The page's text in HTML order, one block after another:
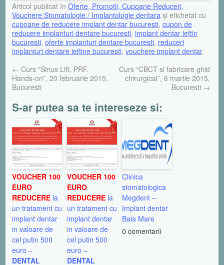
Articol publicat în Oferte, Promotii, Cupoane Reduceri,
Vouchere Stomatologie / Implantologie dentara și etichetat cu
cupoane de reducere implant dentar bucuresti, cupon de
reducere implanturi dentare bucuresti, implant dentar ieftin
bucuresti, oferte implanturi dentare bucuresti, reduceri
implanturi dentare ieftine bucuresti, vouchere implant dentar.
← Curs “Sinus Lift. PRF.
Hands-on”, 20 februarie 2015,
Bucuresti
Curs “CBCT si fabricare ghid
chirurgical”, 6 martie 2015,
Bucuresti →
S-ar putea sa te intereseze si:
VOUCHER 100
EURO
REDUCERE la
un tratament cu
implant dentar
in valoare de
cel putin 500
euro –
DENTAL
VOUCHER 100
EURO
REDUCERE la
un tratament cu
implant dentar
in valoare de
cel putin 500
euro –
DENTAL
Clinica
stomatologica
Megdent –
Implant dentar
Baia Mare
0 comentarii